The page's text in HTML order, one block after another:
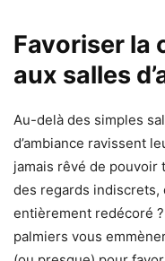
Favoriser la
aux salles
Au-delà des simples
d’ambiance ravissent
jamais rêvé de pouvoir
des regards indiscrets,
entièrement redécoré
palmiers vous